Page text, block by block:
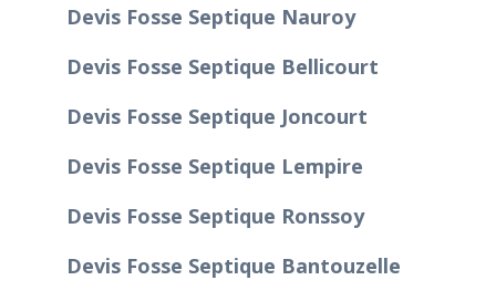
Devis Fosse Septique Nauroy
Devis Fosse Septique Bellicourt
Devis Fosse Septique Joncourt
Devis Fosse Septique Lempire
Devis Fosse Septique Ronssoy
Devis Fosse Septique Bantouzelle